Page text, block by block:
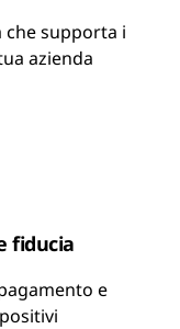
che supporta i
azienda
fiducia
e